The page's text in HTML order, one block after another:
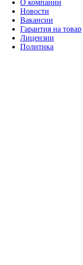
О компании
Новости
Вакансии
Гарантия на товар
Лицензии
Политика